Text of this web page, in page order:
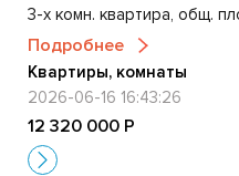
3-х комн. квартира, общ.
Подробнее
Квартиры, комнаты
2026-06-16 16:43:26
12 320 000 Р